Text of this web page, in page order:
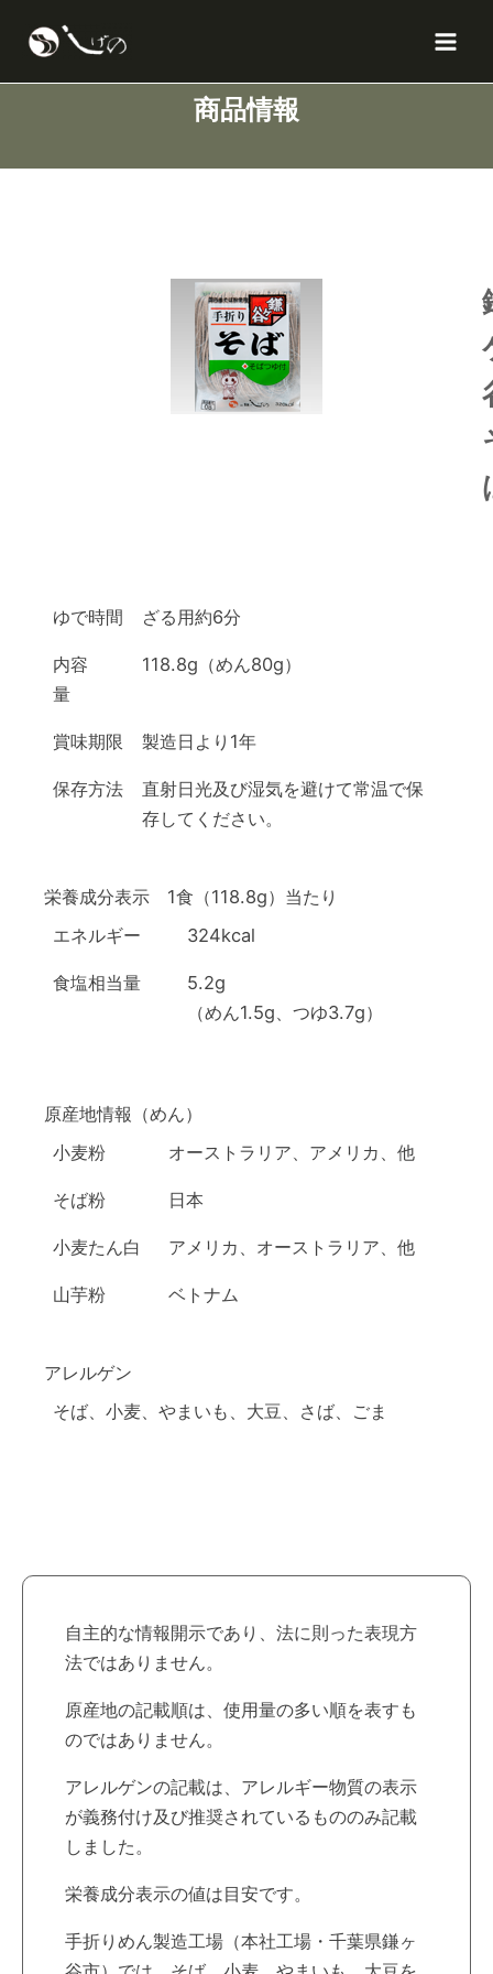
商品情報
ゆで時間 ざる用約6分
内容
量
118.8g（めん80g）
賞味期限 製造日より1年
保存方法
直射日光及び湿気を避けて常温で保
存してください。
栄養成分表示 1食（118.8g）当たり
エネルギー
324kcal
食塩相当量
5.2g
（めん1.5g、つゆ3.7g）
原産地情報（めん）
小麦粉
オーストラリア、アメリカ、他
そば粉 日本
小麦たん白 アメリカ、オーストラリア、他
山芋粉 ベトナム
アレルゲン
そば、小麦、やまいも、大豆、さば、ごま
自主的な情報開示であり、法に則った表現方
法ではありません。
原産地の記載順は、使用量の多い順を表すも
のではありません。
アレルゲンの記載は、アレルギー物質の表示
が義務付け及び推奨されているもののみ記載
しました。
栄養成分表示の値は目安です。
手折りめん製造工場（本社工場・千葉県鎌ヶ